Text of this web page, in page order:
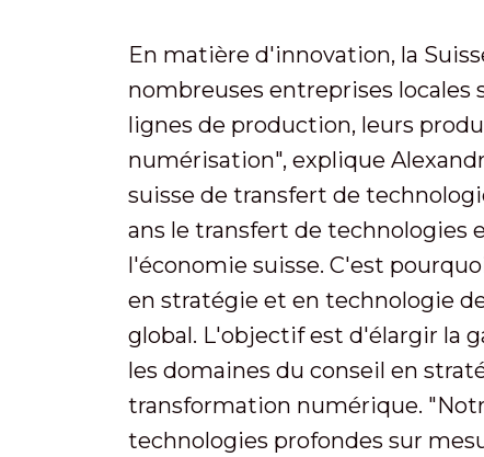
En matière d'innovation, la
nombreuses entreprises
lignes de production, leurs
numérisation", explique
suisse de transfert de
ans le transfert de technologies
l'économie suisse. C'est
en stratégie et en technologie
global. L'objectif est d'élargir la
les domaines du conseil en
transformation numérique.
technologies profondes sur